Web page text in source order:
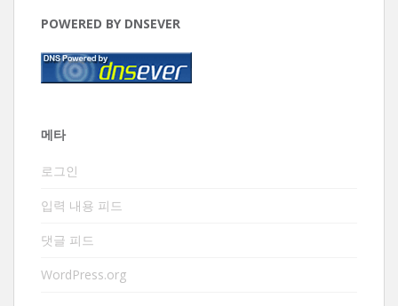
POWERED BY DNSEVER
메타
로그인
입력 내용 피드
댓글 피드
WordPress.org